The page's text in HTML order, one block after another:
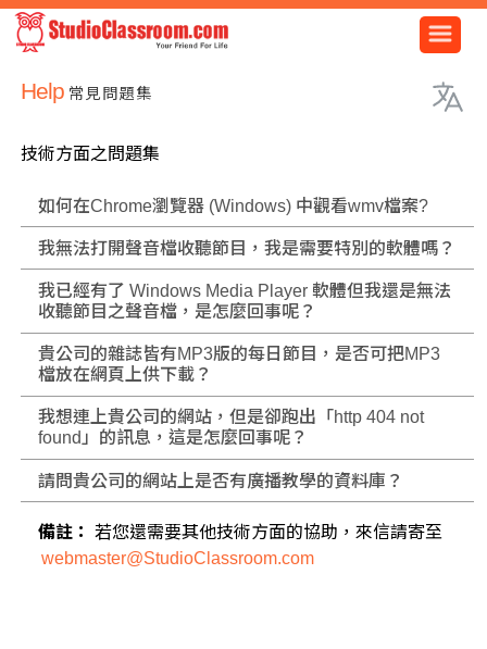
Help 常見問題集
技術方面之問題集
如何在Chrome瀏覽器 (Windows) 中觀看wmv檔案?
我無法打開聲音檔收聽節目，我是需要特別的軟體嗎？
我已經有了 Windows Media Player 軟體但我還是無法
收聽節目之聲音檔，是怎麼回事呢？
貴公司的雜誌皆有MP3版的每日節目，是否可把MP3
檔放在網頁上供下載？
我想連上貴公司的網站，但是卻跑出「http 404 not
found」的訊息，這是怎麼回事呢？
請問貴公司的網站上是否有廣播教學的資料庫？
備註：
若您還需要其他技術方面的協助，來信請寄至
webmaster@StudioClassroom.com